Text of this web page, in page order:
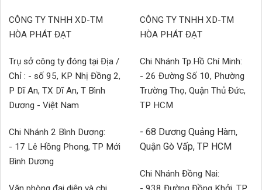
CÔNG TY TNHH XD-TM
HÒA PHÁT ĐẠT
Trụ sở công ty đóng tại Địa /
Chỉ : - số 95, KP Nhị Đồng 2,
P Dĩ An, TX Dĩ An, T Bình
Dương - Việt Nam
Chi Nhánh 2 Bình Dương:
- 17 Lê Hồng Phong, TP Mới
Bình Dương
CÔNG TY TNHH XD-TM
HÒA PHÁT ĐẠT
Chi Nhánh Tp.Hồ Chí Minh:
- 26 Đường Số 10, Phường
Trường Thọ, Quận Thủ Đức,
TP HCM
- 68 Dương Quảng Hàm,
Quận Gò Vấp, TP HCM
Chi Nhánh Đồng Nai: